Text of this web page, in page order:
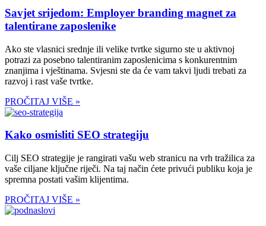
Savjet srijedom: Employer branding magnet za
talentirane zaposlenike
Ako ste vlasnici srednje ili velike tvrtke sigurno ste u aktivnoj
potrazi za posebno talentiranim zaposlenicima s konkurentnim
znanjima i vještinama. Svjesni ste da će vam takvi ljudi trebati za
razvoj i rast vaše tvrtke.
PROČITAJ VIŠE »
Kako osmisliti SEO strategiju
Cilj SEO strategije je rangirati vašu web stranicu na vrh tražilica za
vaše ciljane ključne riječi. Na taj način ćete privući publiku koja je
spremna postati vašim klijentima.
PROČITAJ VIŠE »